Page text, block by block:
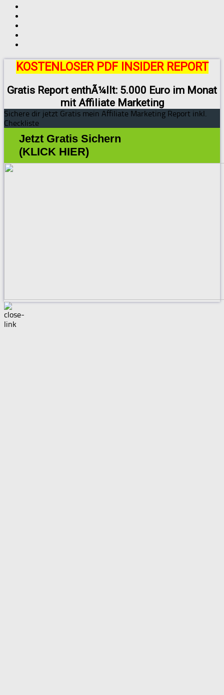
KOSTENLOSER PDF INSIDER REPORT
Gratis Report enthÃ¼llt: 5.000 Euro im Monat
mit Affiliate Marketing
Sichere dir jetzt Gratis mein Affiliate Marketing Report inkl.
Checkliste
Jetzt Gratis Sichern
(KLICK HIER)